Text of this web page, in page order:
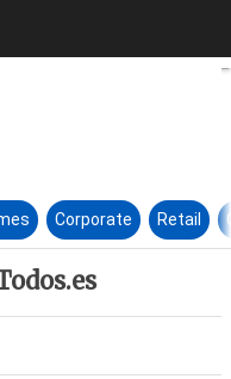
activa en
Corporate Retail